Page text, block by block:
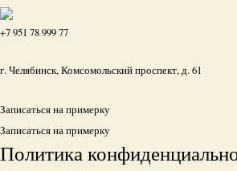
+7 951 78 999 77
г. Челябинск, Комсомольский проспект, д. 61
Записаться на примерку
Записаться на примерку
Политика